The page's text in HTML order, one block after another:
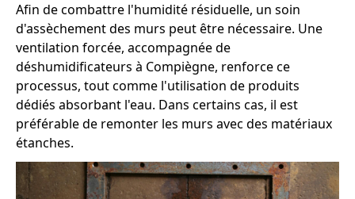
Afin de combattre l'humidité résiduelle, un soin
d'assèchement des murs peut être nécessaire. Une
ventilation forcée, accompagnée de
déshumidificateurs à Compiègne, renforce ce
processus, tout comme l'utilisation de produits
dédiés absorbant l'eau. Dans certains cas, il est
préférable de remonter les murs avec des matériaux
étanches.